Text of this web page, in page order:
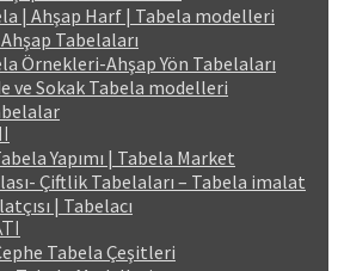
| Ahşap Harf | Tabela modelleri
Tabelaları
Örnekleri-Ahşap Yön Tabelaları
ve Sokak Tabela modelleri
Yapımı | Tabela Market
Çiftlik Tabelaları – Tabela imalat
| Tabelacı
Tabela Çeşitleri